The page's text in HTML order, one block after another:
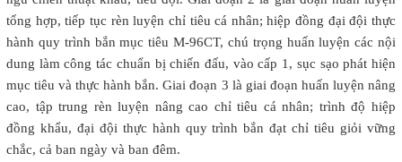
tổng hợp, tiếp tục rèn luyện chỉ tiêu cá nhân; hiệp đồng đại đội thực
hành quy trình bắn mục tiêu M-96CT, chú trọng huấn luyện các nội
dung làm công tác chuẩn bị chiến đấu, vào cấp 1, sục sạo phát hiện
mục tiêu và thực hành bắn. Giai đoạn 3 là giai đoạn huấn luyện nâng
cao, tập trung rèn luyện nâng cao chỉ tiêu cá nhân; trình độ hiệp
đồng khẩu, đại đội thực hành quy trình bắn đạt chỉ tiêu giỏi vững
chắc, cả ban ngày và ban đêm.